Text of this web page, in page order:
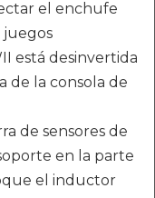
el enchufe
juegos
está desinvertida
de la consola de
de sensores de
en la parte
el inductor